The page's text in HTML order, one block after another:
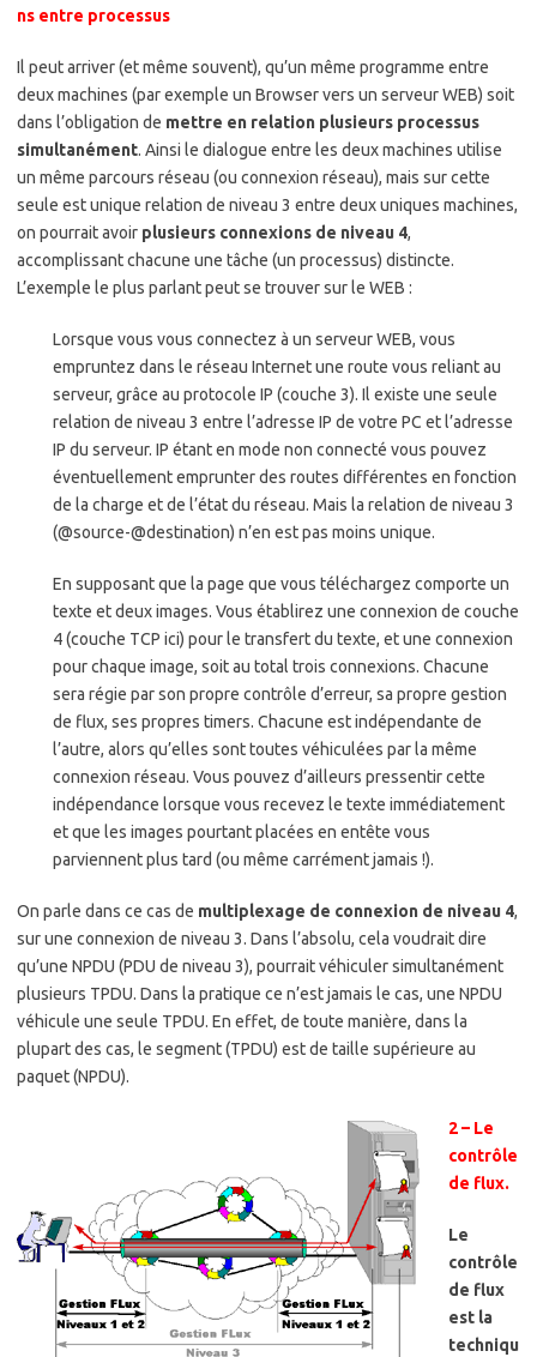
ns entre processus
Il peut arriver (et même souvent), qu’un même programme entre
deux machines (par exemple un Browser vers un serveur WEB) soit
dans l’obligation de mettre en relation plusieurs processus
simultanément. Ainsi le dialogue entre les deux machines utilise
un même parcours réseau (ou connexion réseau), mais sur cette
seule est unique relation de niveau 3 entre deux uniques machines,
on pourrait avoir plusieurs connexions de niveau 4,
accomplissant chacune une tâche (un processus) distincte.
L’exemple le plus parlant peut se trouver sur le WEB :
Lorsque vous vous connectez à un serveur WEB, vous
empruntez dans le réseau Internet une route vous reliant au
serveur, grâce au protocole IP (couche 3). Il existe une seule
relation de niveau 3 entre l’adresse IP de votre PC et l’adresse
IP du serveur. IP étant en mode non connecté vous pouvez
éventuellement emprunter des routes différentes en fonction
de la charge et de l’état du réseau. Mais la relation de niveau 3
(@source-@destination) n’en est pas moins unique.
En supposant que la page que vous téléchargez comporte un
texte et deux images. Vous établirez une connexion de couche
4 (couche TCP ici) pour le transfert du texte, et une connexion
pour chaque image, soit au total trois connexions. Chacune
sera régie par son propre contrôle d’erreur, sa propre gestion
de flux, ses propres timers. Chacune est indépendante de
l’autre, alors qu’elles sont toutes véhiculées par la même
connexion réseau. Vous pouvez d’ailleurs pressentir cette
indépendance lorsque vous recevez le texte immédiatement
et que les images pourtant placées en entête vous
parviennent plus tard (ou même carrément jamais !).
On parle dans ce cas de multiplexage de connexion de niveau 4,
sur une connexion de niveau 3. Dans l’absolu, cela voudrait dire
qu’une NPDU (PDU de niveau 3), pourrait véhiculer simultanément
plusieurs TPDU. Dans la pratique ce n’est jamais le cas, une NPDU
véhicule une seule TPDU. En effet, de toute manière, dans la
plupart des cas, le segment (TPDU) est de taille supérieure au
paquet (NPDU).
2 – Le
contrôle
de flux.
Le
contrôle
de flux
est la
techniqu